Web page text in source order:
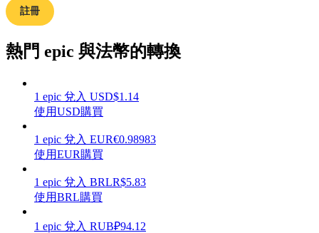
學習如何保持盈利
註冊
熱門 epic 與法幣的轉換
1 epic 兌入 USD$1.14
使用USD購買
1 epic 兌入 EUR€0.98983
使用EUR購買
1 epic 兌入 BRLR$5.83
使用BRL購買
1 epic 兌入 RUB₽94.12